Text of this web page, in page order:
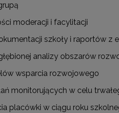
moderacji i facylitacji
szkoły i raportów
analizy obszarów
wsparcia rozwojowego
monitorujących w celu
placówki w ciągu roku